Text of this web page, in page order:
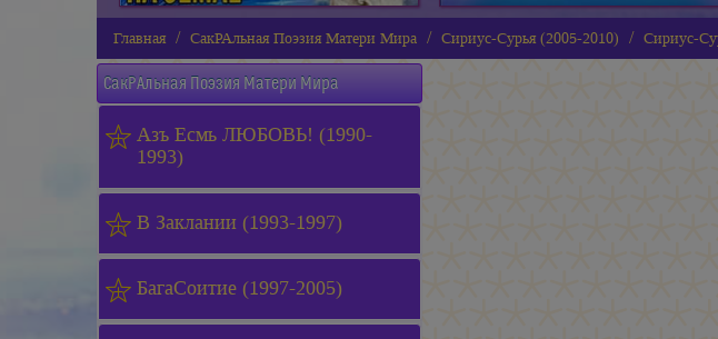
Главная СакРАльная Поэзия Матери Мира Сириус-Сурья (2005-2010) Сириус-
СакРАльная Поэзия Матери Мира
Азъ Есмь ЛЮБОВЬ! (1990-
1993)
В Заклании (1993-1997)
БагаСоитие (1997-2005)